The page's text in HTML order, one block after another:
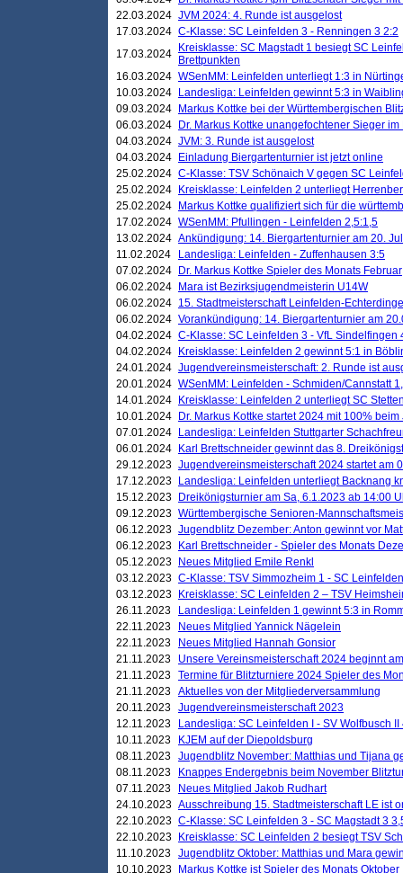
22.03.2024 JVM 2024: 4. Runde ist ausgelost
17.03.2024 C-Klasse: SC Leinfelden 3 - Renningen 3 2:2
17.03.2024
Kreisklasse: SC Magstadt 1 besiegt SC
Brettpunkten
16.03.2024 WSenMM: Leinfelden unterliegt 1:3 in
10.03.2024
Landesliga: Leinfelden gewinnt 5:3 in
09.03.2024
Markus Kottke bei der Württembergischen
06.03.2024
Dr. Markus Kottke unangefochtener Sieger
04.03.2024 JVM: 3. Runde ist ausgelost
04.03.2024
Einladung Biergartenturnier ist jetzt online
25.02.2024 C-Klasse: TSV Schönaich V gegen SC
25.02.2024
Kreisklasse: Leinfelden 2 unterliegt
25.02.2024
Markus Kottke qualifiziert sich für die
17.02.2024 WSenMM: Pfullingen - Leinfelden 2,5:1,5
13.02.2024 Ankündigung: 14. Biergartenturnier am 20.
11.02.2024
Landesliga: Leinfelden - Zuffenhausen 3:5
07.02.2024
Dr. Markus Kottke Spieler des Monats Februar
06.02.2024
Mara ist Bezirksjugendmeisterin U14W
06.02.2024 15. Stadtmeisterschaft Leinfelden-
06.02.2024 Vorankündigung: 14. Biergartenturnier am
04.02.2024 C-Klasse: SC Leinfelden 3 - VfL Sindelfingen
04.02.2024
Kreisklasse: Leinfelden 2 gewinnt 5:1 in
24.01.2024 Jugendvereinsmeisterschaft: 2. Runde ist
20.01.2024 WSenMM: Leinfelden - Schmiden/Cannstatt
14.01.2024
Kreisklasse: Leinfelden 2 unterliegt SC
10.01.2024
Dr. Markus Kottke startet 2024 mit 100%
07.01.2024
Landesliga: Leinfelden Stuttgarter
06.01.2024
Karl Brettschneider gewinnt das 8.
29.12.2023 Jugendvereinsmeisterschaft 2024 startet am
17.12.2023
Landesliga: Leinfelden unterliegt Backnang
15.12.2023
Dreikönigsturnier am Sa, 6.1.2023 ab 14:00
09.12.2023 Württembergische Senioren-
06.12.2023 Jugendblitz Dezember: Anton gewinnt vor
06.12.2023
Karl Brettschneider - Spieler des Monats
05.12.2023
Neues Mitglied Emile Renkl
03.12.2023 C-Klasse: TSV Simmozheim 1 - SC
03.12.2023
Kreisklasse: SC Leinfelden 2 – TSV
26.11.2023
Landesliga: Leinfelden 1 gewinnt 5:3 in
22.11.2023
Neues Mitglied Yannick Nägelein
22.11.2023
Neues Mitglied Hannah Gonsior
21.11.2023
Unsere Vereinsmeisterschaft 2024 beginnt
21.11.2023 Termine für Blitzturniere 2024 Spieler des
21.11.2023 Aktuelles von der Mitgliederversammlung
20.11.2023 Jugendvereinsmeisterschaft 2023
12.11.2023
Landesliga: SC Leinfelden I - SV Wolfbusch II
10.11.2023
KJEM auf der Diepoldsburg
08.11.2023 Jugendblitz November: Matthias und Tijana
08.11.2023
Knappes Endergebnis beim November
07.11.2023
Neues Mitglied Jakob Rudhart
24.10.2023 Ausschreibung 15. Stadtmeisterschaft LE ist
22.10.2023 C-Klasse: SC Leinfelden 3 - SC Magstadt 3
22.10.2023
Kreisklasse: SC Leinfelden 2 besiegt TSV
11.10.2023 Jugendblitz Oktober: Matthias und Mara
10.10.2023
Markus Kottke ist Spieler des Monats Oktober